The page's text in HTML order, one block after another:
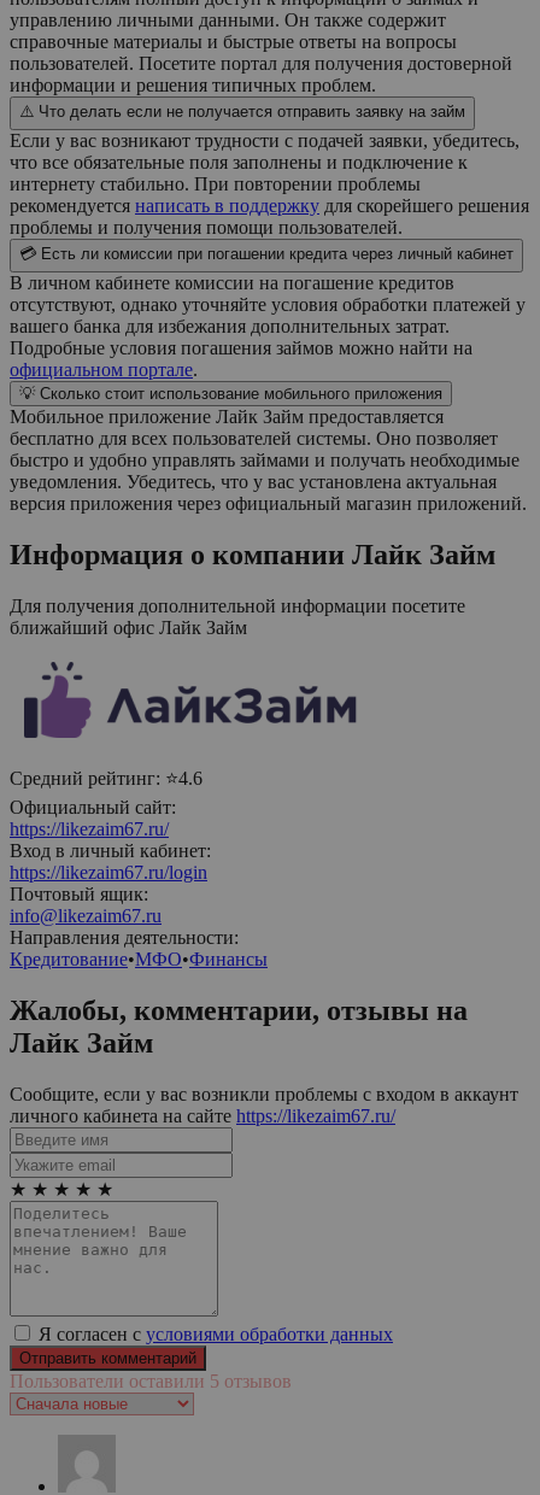
управлению личными данными. Он также содержит
справочные материалы и быстрые ответы на вопросы
пользователей. Посетите портал для получения достоверной
информации и решения типичных проблем.
⚠️ Что делать если не получается отправить заявку на займ
Если у вас возникают трудности с подачей заявки, убедитесь,
что все обязательные поля заполнены и подключение к
интернету стабильно. При повторении проблемы
рекомендуется написать в поддержку для скорейшего решения
проблемы и получения помощи пользователей.
💳 Есть ли комиссии при погашении кредита через личный кабинет
В личном кабинете комиссии на погашение кредитов
отсутствуют, однако уточняйте условия обработки платежей у
вашего банка для избежания дополнительных затрат.
Подробные условия погашения займов можно найти на
официальном портале.
💡 Сколько стоит использование мобильного приложения
Мобильное приложение Лайк Займ предоставляется
бесплатно для всех пользователей системы. Оно позволяет
быстро и удобно управлять займами и получать необходимые
уведомления. Убедитесь, что у вас установлена актуальная
версия приложения через официальный магазин приложений.
Информация о компании Лайк Займ
Для получения дополнительной информации посетите
ближайший офис Лайк Займ
Средний рейтинг: ⭐4.6
Официальный сайт:
https://likezaim67.ru/
Вход в личный кабинет:
https://likezaim67.ru/login
Почтовый ящик:
info@likezaim67.ru
Направления деятельности:
Кредитование•МФО•Финансы
Жалобы, комментарии, отзывы на
Лайк Займ
Сообщите, если у вас возникли проблемы с входом в аккаунт
личного кабинета на сайте https://likezaim67.ru/
★ ★ ★ ★ ★
Я согласен с условиями обработки данных
Пользователи оставили 5 отзывов